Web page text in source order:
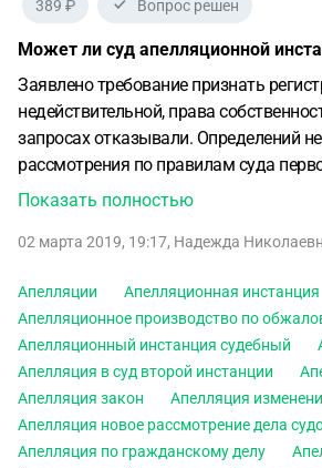
389 ₽ Вопрос решен
Может ли суд апелляционной
Заявлено требование признать
недействительной, права
запросах отказывали. Определений
рассмотрения по правилам суда
рассмотрения?
Показать полностью
02 марта 2019, 19:17, Надежда
Апелляции Апелляционная инстанция
Апелляционное производство по
Апелляционный инстанция судебный
Апелляция в суд второй инстанции
Апелляция закон
Апелляция
Апелляция новое рассмотрение дела
Апелляция по гражданскому делу